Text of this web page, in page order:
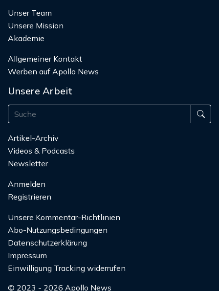
Unser Team
Unsere Mission
Akademie
Allgemeiner Kontakt
Werben auf Apollo News
Unsere Arbeit
Artikel-Archiv
Videos & Podcasts
Newsletter
Anmelden
Registrieren
Unsere Kommentar-Richtlinien
Abo-Nutzungsbedingungen
Datenschutzerklärung
Impressum
Einwilligung Tracking widerrufen
© 2023 - 2026 Apollo News